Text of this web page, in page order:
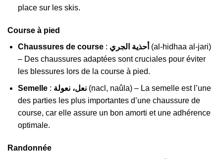
place sur les skis.
Course à pied
Chaussures de course: أحذية الجري (al-hidhaa al-jari)
– Des chaussures adaptées sont cruciales pour éviter
les blessures lors de la course à pied.
Semelle: نعل، نعولة(nacl, naûla) – La semelle est l’une
des parties les plus importantes d’une chaussure de
course, car elle assure un bon amorti et une adhérence
optimale.
Randonnée